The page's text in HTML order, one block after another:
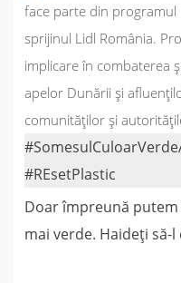
face parte din programul
sprijinul Lidl România.
implicare în combaterea
apelor Dunării și
comunităților și
#REsetPlastic
Doar împreună
mai verde. Haideți să-